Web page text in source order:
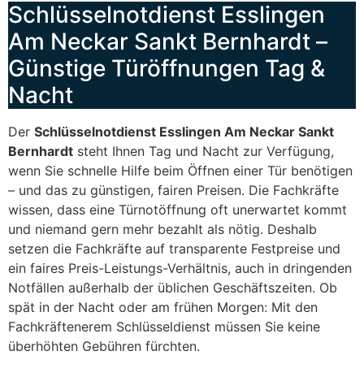
Schlüsselnotdienst Esslingen
Am Neckar Sankt Bernhardt –
Günstige Türöffnungen Tag &
Nacht
Der Schlüsselnotdienst Esslingen Am Neckar Sankt
Bernhardt steht Ihnen Tag und Nacht zur Verfügung,
wenn Sie schnelle Hilfe beim Öffnen einer Tür benötigen
– und das zu günstigen, fairen Preisen. Die Fachkräfte
wissen, dass eine Türnotöffnung oft unerwartet kommt
und niemand gern mehr bezahlt als nötig. Deshalb
setzen die Fachkräfte auf transparente Festpreise und
ein faires Preis-Leistungs-Verhältnis, auch in dringenden
Notfällen außerhalb der üblichen Geschäftszeiten. Ob
spät in der Nacht oder am frühen Morgen: Mit den
Fachkräftenerem Schlüsseldienst müssen Sie keine
überhöhten Gebühren fürchten.